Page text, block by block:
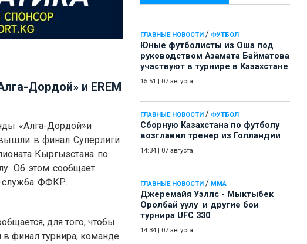
ГЛАВНЫЕ НОВОСТИ / ФУТБОЛ
Юные футболисты из Оша под
руководством Азамата Байматова
участвуют в турнире в Казахстане
15:51 07 августа
ГЛАВНЫЕ НОВОСТИ / ФУТБОЛ
Сборную Казахстана по футболу
возглавил тренер из Голландии
14:34 07 августа
ГЛАВНЫЕ НОВОСТИ / ММА
Джеремайя Уэллс - Мыктыбек
Оролбай уулу и другие бои
турнира UFC 330
14:34 07 августа
Дордой» и EREM
«Алга-Дордой»и
в финал Суперлиги
Кыргызстана по
Об этом сообщает
служба ФФКР.
для того, чтобы
в финал турнира, команде